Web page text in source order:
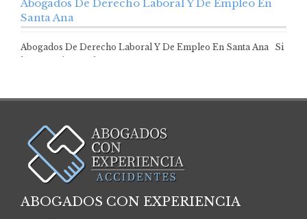
Abogados De Derecho Laboral Y De Empleo En
Santa Ana
Abogados De Derecho Laboral Y De Empleo En Santa Ana Si
ABOGADOS CON EXPERIENCIA